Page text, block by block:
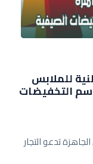
الوطنية للملابس
التخفيضات
الجاهزة تدعو التجار